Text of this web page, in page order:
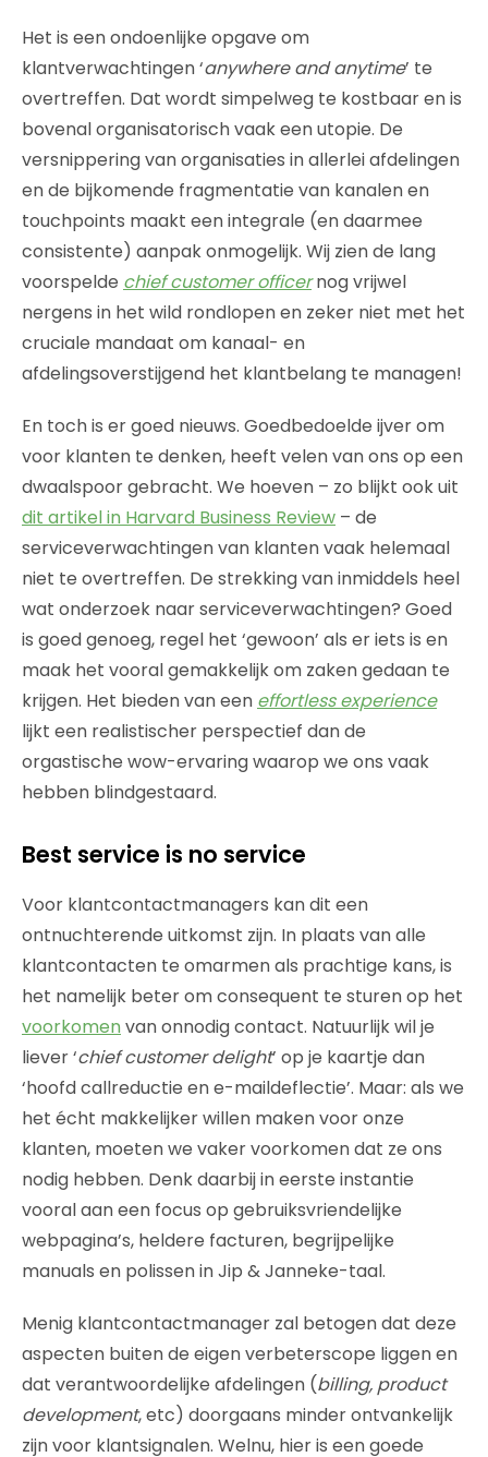
Het is een ondoenlijke opgave om
klantverwachtingen ‘anywhere and anytime’ te
overtreffen. Dat wordt simpelweg te kostbaar en is
bovenal organisatorisch vaak een utopie. De
versnippering van organisaties in allerlei afdelingen
en de bijkomende fragmentatie van kanalen en
touchpoints maakt een integrale (en daarmee
consistente) aanpak onmogelijk. Wij zien de lang
voorspelde chief customer officernog vrijwel
nergens in het wild rondlopen en zeker niet met het
cruciale mandaat om kanaal- en
afdelingsoverstijgend het klantbelang te managen!
En toch is er goed nieuws. Goedbedoelde ijver om
voor klanten te denken, heeft velen van ons op een
dwaalspoor gebracht. We hoeven – zo blijkt ook uit
dit artikel in Harvard Business Review – de
serviceverwachtingen van klanten vaak helemaal
niet te overtreffen. De strekking van inmiddels heel
wat onderzoek naar serviceverwachtingen? Goed
is goed genoeg, regel het ‘gewoon’ als er iets is en
maak het vooral gemakkelijk om zaken gedaan te
krijgen. Het bieden van een effortless experience
lijkt een realistischer perspectief dan de
orgastische wow-ervaring waarop we ons vaak
hebben blindgestaard.
Best service is no service
Voor klantcontactmanagers kan dit een
ontnuchterende uitkomst zijn. In plaats van alle
klantcontacten te omarmen als prachtige kans, is
het namelijk beter om consequent te sturen op het
voorkomen van onnodig contact. Natuurlijk wil je
liever ‘chief customer delight’ op je kaartje dan
‘hoofd callreductie en e-maildeflectie’. Maar: als we
het écht makkelijker willen maken voor onze
klanten, moeten we vaker voorkomen dat ze ons
nodig hebben. Denk daarbij in eerste instantie
vooral aan een focus op gebruiksvriendelijke
webpagina’s, heldere facturen, begrijpelijke
manuals en polissen in Jip & Janneke-taal.
Menig klantcontactmanager zal betogen dat deze
aspecten buiten de eigen verbeterscope liggen en
dat verantwoordelijke afdelingen (billing, product
development, etc) doorgaans minder ontvankelijk
zijn voor klantsignalen. Welnu, hier is een goede